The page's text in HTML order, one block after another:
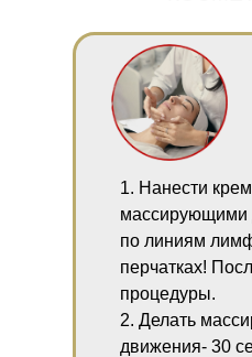
1. Нанести
массирующими
по линиям
перчатках!
процедуры.
2. Делать
движения- 30